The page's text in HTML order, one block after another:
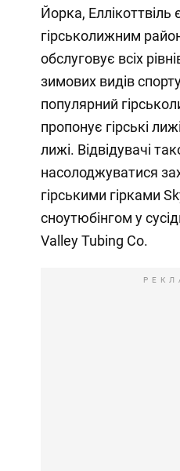
Йорка,
гірськолижним
обслуговує всіх
зимових видів
популярний
пропонує гірські
лижі. Відвідувачі
насолоджуватися
гірськими гірками
сноутюбінгом у
Valley Tubing Co.